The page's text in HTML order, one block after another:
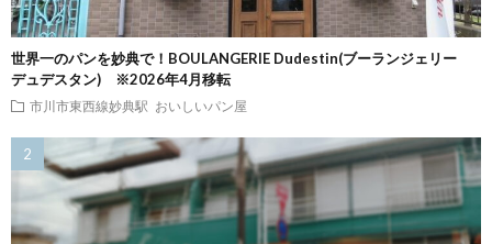
世界一のパンを妙典で！BOULANGERIE Dudestin(ブーランジェリー
デュデスタン) ※2026年4月移転
市川市東西線妙典駅 おいしいパン屋